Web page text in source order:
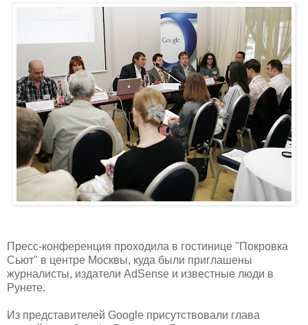
Пресс-конференция проходила в гостинице "Покровка
Сьют" в центре Москвы, куда были приглашены
журналисты, издатели AdSense и известные люди в
Рунете.
Из представителей Google присутствовали глава